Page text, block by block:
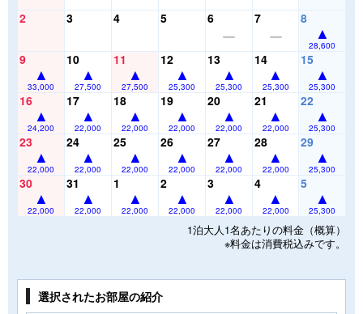
2 3 4 5 6 7 8
28,600
9
33,000
10
27,500
11
27,500
12
25,300
13
25,300
14
25,300
15
25,300
16
24,200
17
22,000
18
22,000
19
22,000
20
22,000
21
22,000
22
25,300
23
22,000
24
22,000
25
22,000
26
22,000
27
22,000
28
22,000
29
25,300
30
22,000
31
22,000
1
22,000
2
22,000
3
22,000
4
22,000
5
25,300
1泊大人1名あたりの料金（概算）
※料金は消費税込みです。
選択されたお部屋の紹介